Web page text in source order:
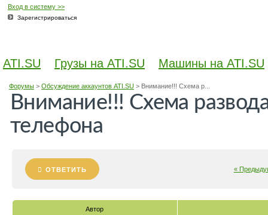
Вход в систему >>
Зарегистрироваться
ATI.SU Грузы на ATI.SU Машины на ATI.SU
Форумы> Обсуждение аккаунтов ATI.SU> Внимание!!! Схема р...
Внимание!!! Схема
телефона
ОТВЕТИТЬ «
Автор